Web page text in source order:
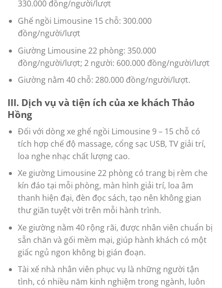
330.000 đồng/người/lượt
Ghế ngồi Limousine 15 chỗ: 300.000
đồng/người/lượt
Giường Limousine 22 phòng: 350.000
đồng/người/lượt; 2 người: 600.000 đồng/người/lượt
Giường nằm 40 chỗ: 280.000 đồng/người/lượt.
III. Dịch vụ và tiện ích của xe khách Thảo
Hồng
Đối với dòng xe ghế ngồi Limousine 9 – 15 chỗ có
tích hợp chế độ massage, cổng sạc USB, TV giải trí,
loa nghe nhạc chất lượng cao.
Xe giường Limousine 22 phòng có trang bị rèm che
kín đáo tại mỗi phòng, màn hình giải trí, loa âm
thanh hiện đại, đèn đọc sách, tạo nên không gian
thư giãn tuyệt vời trên mỗi hành trình.
Xe giường nằm 40 rộng rãi, được nhân viên chuẩn bị
sẵn chăn và gối mềm mại, giúp hành khách có một
giấc ngủ ngon không bị gián đoạn.
Tài xế nhà nhân viên phục vụ là những người tận
tình, có nhiều năm kinh nghiệm trong ngành, luôn